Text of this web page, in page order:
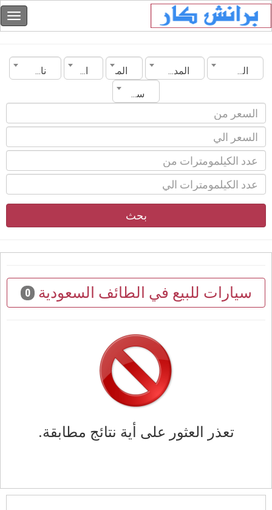
السعودية المدينة الماركة الموديل
ناقل الحركة
سنة الصنع
بحث
سيارات للبيع في الطائف السعودية 0
تعذر العثور على أية نتائج مطابقة.